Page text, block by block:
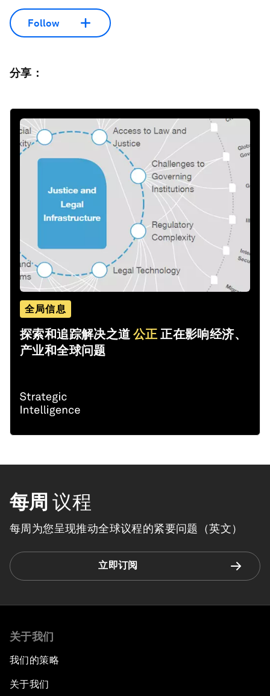
Follow
分享：
全局信息
探索和追踪解决之道 公正 正在影响经济、
产业和全球问题
每周 议程
每周为您呈现推动全球议程的紧要问题（英文）
立即订阅
关于我们
我们的策略
关于我们